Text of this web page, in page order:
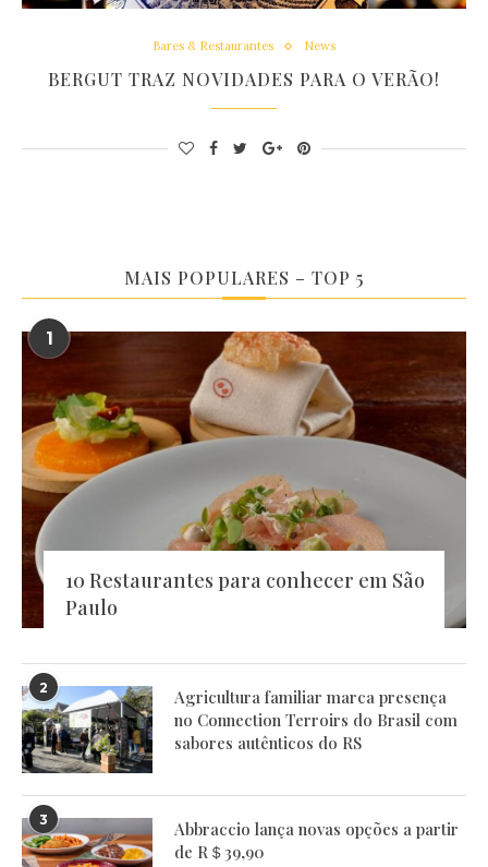
Bares & Restaurantes News
BERGUT TRAZ NOVIDADES PARA O VERÃO!
MAIS POPULARES – TOP 5
1
10 Restaurantes para conhecer em São
Paulo
2
Agricultura familiar marca presença
no Connection Terroirs do Brasil com
sabores autênticos do RS
3
Abbraccio lança novas opções a partir
de R＄39,90